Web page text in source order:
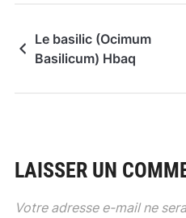
Le basilic (Ocimum
Basilicum) Hbaq
LAISSER UN
Votre adresse e-mail ne